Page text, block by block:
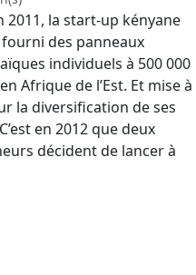
2011, la start-up kényane
des panneaux
individuels à 500 000
Afrique de l’Est. Et mise à
la diversification de ses
en 2012 que deux
décident de lancer à